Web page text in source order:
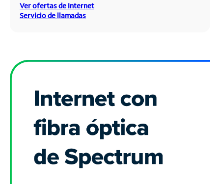
Ver ofertas de Internet
Servicio de llamadas